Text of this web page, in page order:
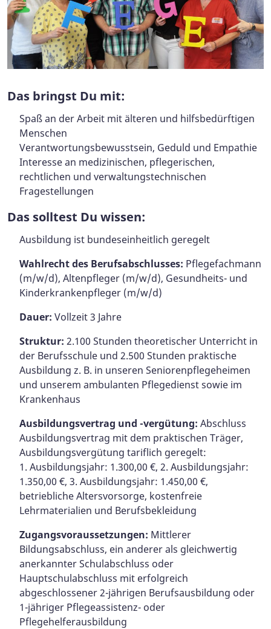
Das bringst Du mit:
Spaß an der Arbeit mit älteren und hilfsbedürftigen
Menschen
Verantwortungsbewusstsein, Geduld und Empathie
Interesse an medizinischen, pflegerischen,
rechtlichen und verwaltungstechnischen
Fragestellungen
Das solltest Du wissen:
Ausbildung ist bundeseinheitlich geregelt
Wahlrecht des Berufsabschlusses: Pflegefachmann
(m/w/d), Altenpfleger (m/w/d), Gesundheits- und
Kinderkrankenpfleger (m/w/d)
Dauer: Vollzeit 3 Jahre
Struktur: 2.100 Stunden theoretischer Unterricht in
der Berufsschule und 2.500 Stunden praktische
Ausbildung z. B. in unseren Seniorenpflegeheimen
und unserem ambulanten Pflegedienst sowie im
Krankenhaus
Ausbildungsvertrag und -vergütung: Abschluss
Ausbildungsvertrag mit dem praktischen Träger,
Ausbildungsvergütung tariflich geregelt:
1. Ausbildungsjahr: 1.300,00 €, 2. Ausbildungsjahr:
1.350,00 €, 3. Ausbildungsjahr: 1.450,00 €,
betriebliche Altersvorsorge, kostenfreie
Lehrmaterialien und Berufsbekleidung
Zugangsvoraussetzungen: Mittlerer
Bildungsabschluss, ein anderer als gleichwertig
anerkannter Schulabschluss oder
Hauptschulabschluss mit erfolgreich
abgeschlossener 2-jährigen Berufsausbildung oder
1-jähriger Pflegeassistenz- oder
Pflegehelferausbildung